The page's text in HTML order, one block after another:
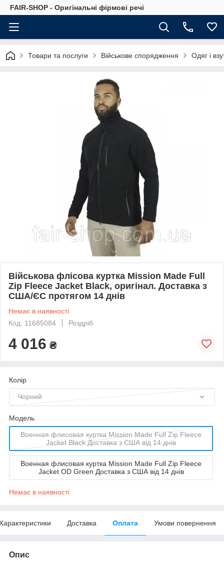
FAIR-SHOP - Оригінальні фірмові речі
Товари та послуги Військове спорядження Одяг і
Військова флісова куртка Mission Made Full
Zip Fleece Jacket Black, оригінал. Доставка з
США/ЄС протягом 14 днів
Немає в наявності
Код: 11685084
Роздріб
4 016 ₴
Колір
Чорний
Мoдель
Военная флисовая куртка Mission Made Full Zip Fleece
Jacket Black Доставка з США від 14 днів
Военная флисовая куртка Mission Made Full Zip Fleece
Jacket OD Green Доставка з США від 14 днів
Немає в наявності
Доставка Оплата Умови повернення
Опис